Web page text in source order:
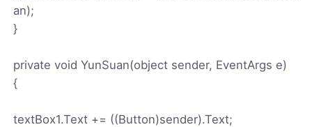
an);
}
private void YunSuan(object sender, EventArgs e)
{
textBox1.Text += ((Button)sender).Text;